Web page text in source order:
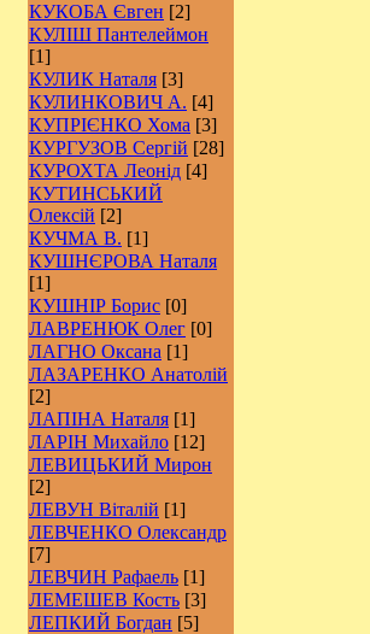
КУКОБА Євген [2]
КУЛІШ Пантелеймон
[1]
КУЛИК Наталя [3]
КУЛИНКОВИЧ А. [4]
КУПРІЄНКО Хома [3]
КУРГУЗОВ Сергій [28]
КУРОХТА Леонід [4]
КУТИНСЬКИЙ
Олексій [2]
КУЧМА В. [1]
КУШНЄРОВА Наталя
[1]
КУШНІР Борис [0]
ЛАВРЕНЮК Олег [0]
ЛАГНО Оксана [1]
ЛАЗАРЕНКО Анатолій
[2]
ЛАПІНА Наталя [1]
ЛАРІН Михайло [12]
ЛЕВИЦЬКИЙ Мирон
[2]
ЛЕВУН Віталій [1]
ЛЕВЧЕНКО Олександр
[7]
ЛЕВЧИН Рафаель [1]
ЛЕМЕШЕВ Кость [3]
ЛЕПКИЙ Богдан [5]